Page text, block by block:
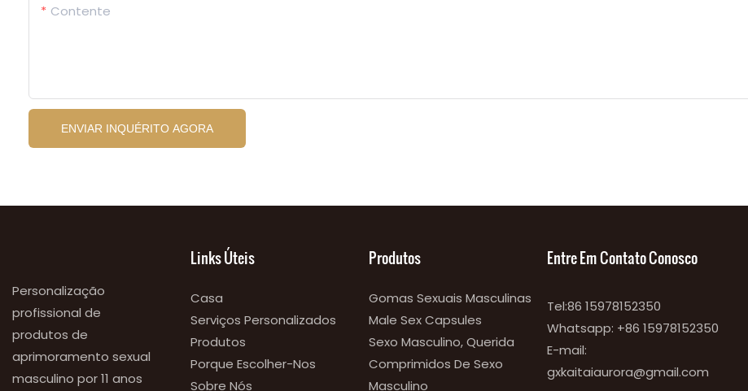
Contente
ENVIAR INQUÉRITO AGORA
Personalização
profissional de
produtos de
aprimoramento sexual
masculino por 11 anos
Links Úteis
Casa
Serviços Personalizados
Produtos
Porque Escolher-Nos
Sobre Nós
Produtos
Gomas Sexuais Masculinas
Male Sex Capsules
Sexo Masculino, Querida
Comprimidos De Sexo
Masculino
Entre Em Contato Conosco
Tel:86 15978152350
Whatsapp: +86 15978152350
E-mail:
gxkaitaiaurora@gmail.com